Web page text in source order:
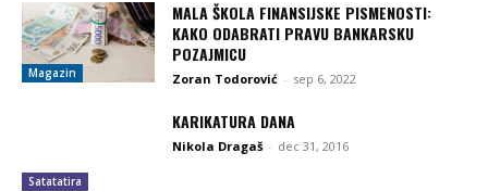
Magazin
MALA ŠKOLA FINANSIJSKE PISMENOSTI:
KAKO ODABRATI PRAVU BANKARSKU
POZAJMICU
Zoran Todorović - sep 6, 2022
Satatatira
KARIKATURA DANA
Nikola Dragaš - dec 31, 2016